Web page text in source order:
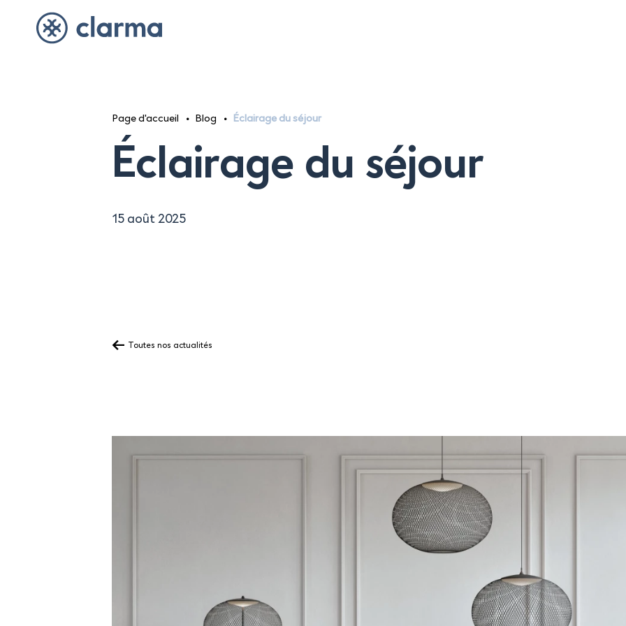
Inspirations
Showrooms
Éclairage du séjour
Page d'accueil Blog Éclairage du séjour
15 août 2025
Toutes nos actualités